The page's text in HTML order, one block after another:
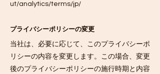
ut/analytics/terms/jp/
プライバシーポリシーの変更
当社は、必要に応じて、このプライバシーポ
リシーの内容を変更します。この場合、変更
後のプライバシーポリシーの施行時期と内容